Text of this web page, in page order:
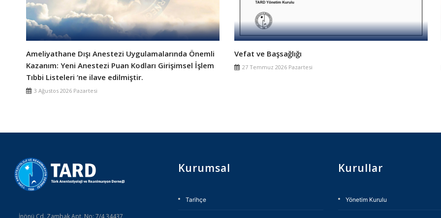
Ameliyathane Dışı Anestezi Uygulamalarında Önemli
Kazanım: Yeni Anestezi Puan Kodları Girişimsel İşlem
Tıbbi Listeleri ‘ne ilave edilmiştir.
3 Ağustos 2026 Pazartesi
Vefat ve Başsağlığı
27 Temmuz 2026 Pazartesi
Kurumsal
Tarihçe
Kurullar
Yönetim Kurulu